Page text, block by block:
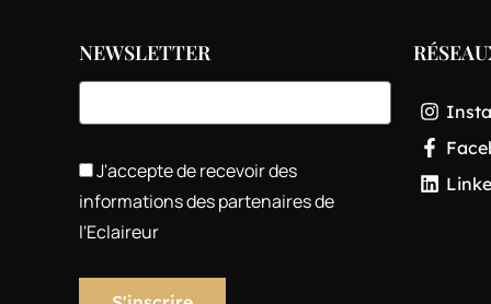
NEWSLETTER
J'accepte de recevoir des
informations des partenaires de
l'Eclaireur